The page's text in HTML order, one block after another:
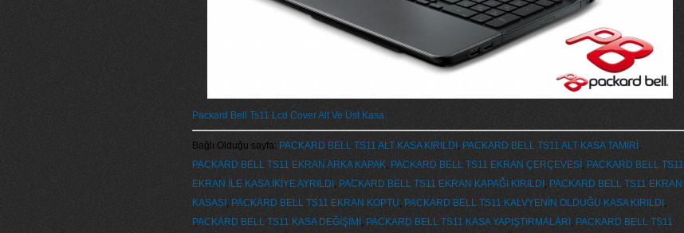
Packard Bell Ts11 Lcd Cover Alt Ve Üst Kasa
Bağlı Olduğu sayfa: PACKARD BELL TS11 ALT KASA KIRILDI , PACKARD BELL TS11 ALT KASA TAMİRİ ,
PACKARD BELL TS11 EKRAN ARKA KAPAK, PACKARD BELL TS11 EKRAN ÇERÇEVESİ , PACKARD BELL TS11
EKRAN İLE KASA İKİYE AYRILDI , PACKARD BELL TS11 EKRAN KAPAĞI KIRILDI , PACKARD BELL TS11 EKRAN
KASASI , PACKARD BELL TS11 EKRAN KOPTU, PACKARD BELL TS11 KALVYENİN OLDUĞU KASA KIRILDI ,
PACKARD BELL TS11 KASA DEĞİŞİMİ , PACKARD BELL TS11 KASA YAPIŞTIRMALARI , PACKARD BELL TS11